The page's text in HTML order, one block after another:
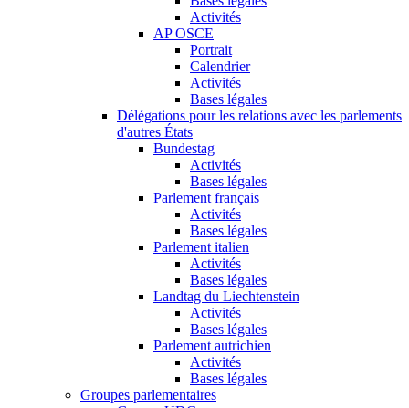
Activités
AP OSCE
Portrait
Calendrier
Activités
Bases légales
Délégations pour les relations avec les parlements
d'autres États
Bundestag
Activités
Bases légales
Parlement français
Activités
Bases légales
Parlement italien
Activités
Bases légales
Landtag du Liechtenstein
Activités
Bases légales
Parlement autrichien
Activités
Bases légales
Groupes parlementaires